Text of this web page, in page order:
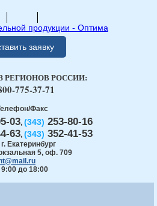
заявку
Факс
03, (343) 253-80-16
63, (343) 352-41-53
г. Екатеринбург
5, оф. 709
9:00 до 18:00
РЕГИОНОВ РОССИИ:
775-37-71